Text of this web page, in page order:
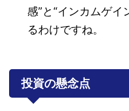
感”と“インカムゲイ
るわけですね。
投資の懸念点